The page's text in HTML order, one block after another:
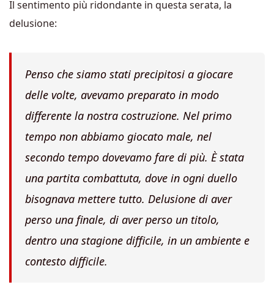
Il sentimento più ridondante in questa serata, la
delusione:
Penso che siamo stati precipitosi a giocare
delle volte, avevamo preparato in modo
differente la nostra costruzione. Nel primo
tempo non abbiamo giocato male, nel
secondo tempo dovevamo fare di più. È stata
una partita combattuta, dove in ogni duello
bisognava mettere tutto. Delusione di aver
perso una finale, di aver perso un titolo,
dentro una stagione difficile, in un ambiente e
contesto difficile.